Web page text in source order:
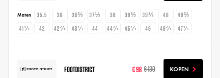
Maten 35.5 36 36⅔ 37⅓ 38 38⅔ 39⅓ 40
40⅔
41⅓
42 42⅔ 43⅓ 44 44⅔ 45⅓ 46 46⅔ 47⅓
FOOTDISTRICT € 98 € 130 KOPEN